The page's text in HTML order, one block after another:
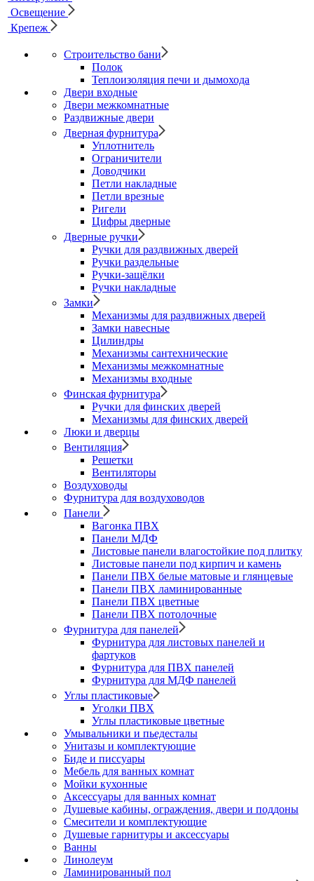
Освещение
Крепеж
Строительство бани
Полок
Теплоизоляция печи и дымохода
Двери входные
Двери межкомнатные
Раздвижные двери
Дверная фурнитура
Уплотнитель
Ограничители
Доводчики
Петли накладные
Петли врезные
Ригели
Цифры дверные
Дверные ручки
Ручки для раздвижных дверей
Ручки раздельные
Ручки-защёлки
Ручки накладные
Замки
Механизмы для раздвижных дверей
Замки навесные
Цилиндры
Механизмы сантехнические
Механизмы межкомнатные
Механизмы входные
Финская фурнитура
Ручки для финских дверей
Механизмы для финских дверей
Люки и дверцы
Вентиляция
Решетки
Вентиляторы
Воздуховоды
Фурнитура для воздуховодов
Панели
Вагонка ПВХ
Панели МДФ
Листовые панели влагостойкие под плитку
Листовые панели под кирпич и камень
Панели ПВХ белые матовые и глянцевые
Панели ПВХ ламинированные
Панели ПВХ цветные
Панели ПВХ потолочные
Фурнитура для панелей
Фурнитура для листовых панелей и
фартуков
Фурнитура для ПВХ панелей
Фурнитура для МДФ панелей
Углы пластиковые
Уголки ПВХ
Углы пластиковые цветные
Умывальники и пьедесталы
Унитазы и комплектующие
Биде и писсуары
Мебель для ванных комнат
Мойки кухонные
Аксессуары для ванных комнат
Душевые кабины, ограждения, двери и поддоны
Смесители и комплектующие
Душевые гарнитуры и аксессуары
Ванны
Линолеум
Ламинированный пол